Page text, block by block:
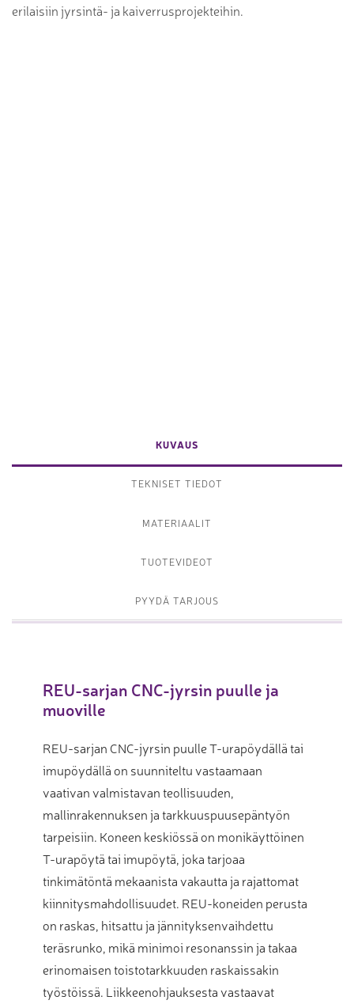
erilaisiin jyrsintä- ja kaiverrusprojekteihin.
KUVAUS
TEKNISET TIEDOT
MATERIAALIT
TUOTEVIDEOT
PYYDÄ TARJOUS
REU-sarjan CNC-jyrsin puulle ja
muoville
REU-sarjan CNC-jyrsin puulle T-urapöydällä tai
imupöydällä on suunniteltu vastaamaan
vaativan valmistavan teollisuuden,
mallinrakennuksen ja tarkkuuspuusepäntyön
tarpeisiin. Koneen keskiössä on monikäyttöinen
T-urapöytä tai imupöytä, joka tarjoaa
tinkimätöntä mekaanista vakautta ja rajattomat
kiinnitysmahdollisuudet. REU-koneiden perusta
on raskas, hitsattu ja jännityksenvaihdettu
teräsrunko, mikä minimoi resonanssin ja takaa
erinomaisen toistotarkkuuden raskaissakin
työstöissä. Liikkeenohjauksesta vastaavat